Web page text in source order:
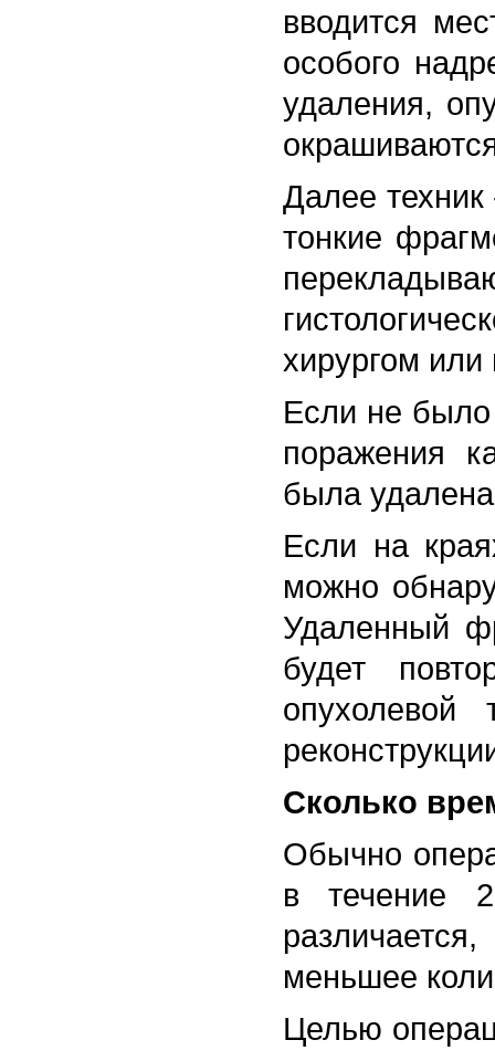
вводится
особого
удаления,
Далее техник
тонкие
хирургом
Если не было
поражения
была
Если на
можно
Удаленный
будет
Сколько
Обычно
в течение
меньшее
Целью